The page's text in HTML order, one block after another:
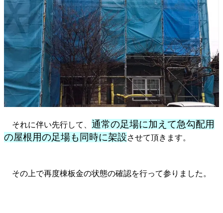
それに伴い先行して、 通常の足場に加えて急勾配用
の屋根用の足場も同時に架設させて頂きます。
その上で再度棟板金の状態の確認を行って参りました。